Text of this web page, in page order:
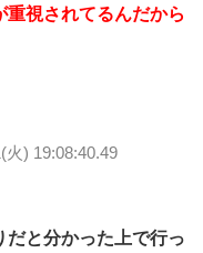
重視されてるんだから
火) 19:08:40.49
と分かった上で行っ